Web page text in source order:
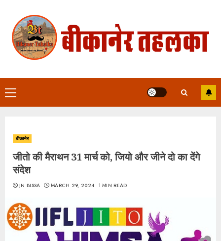
content
Primary
Menu
बीकानेर
जीतो की मैराथन 31 मार्च को, जियो और जीने दो का देंगे
संदेश
JN BISSA MARCH 29, 2024 1 MIN READ